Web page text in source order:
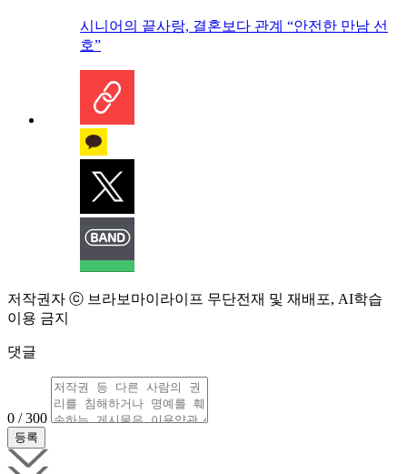
시니어의 끝사랑, 결혼보다 관계 “안전한 만남 선
호”
저작권자 ⓒ 브라보마이라이프 무단전재 및 재배포, AI학습
이용 금지
댓글
0 / 300